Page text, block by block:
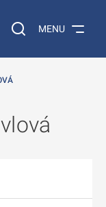
Vyhledávání na
MENU